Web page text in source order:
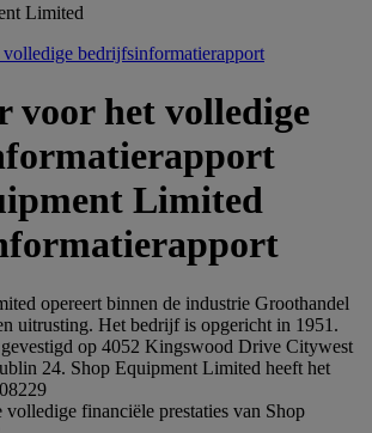
Limited
Limited
opereert binnen de industrie Groothandel
uitrusting. Het bedrijf is opgericht in 1951.
op 4052 Kingswood Drive Citywest
24. Shop Equipment Limited heeft het
financiële prestaties van Shop